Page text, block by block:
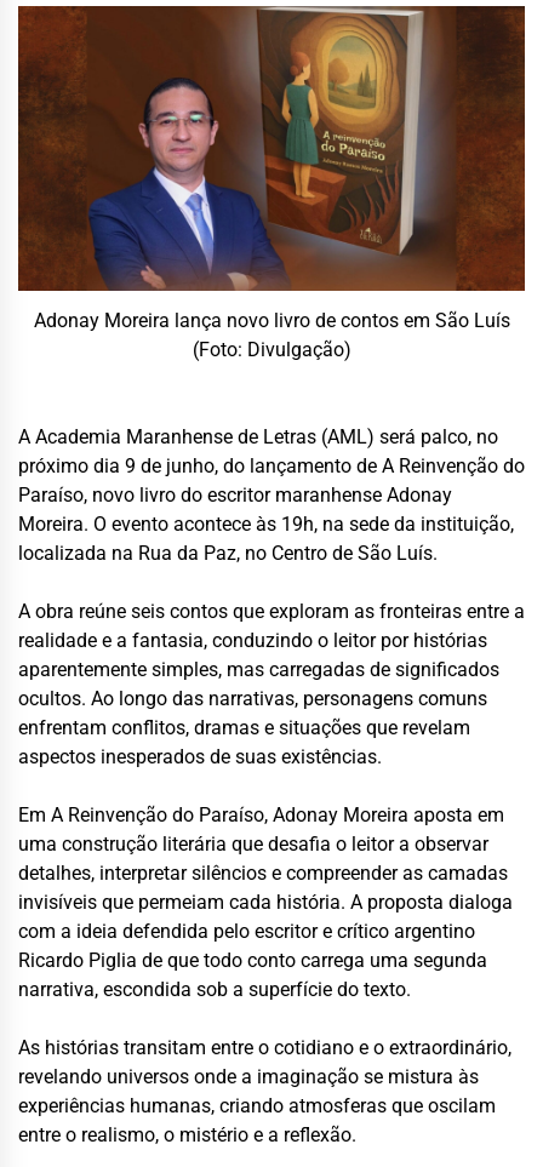
Adonay Moreira lança novo livro de contos em São Luís
(Foto: Divulgação)
A Academia Maranhense de Letras (AML) será palco, no
próximo dia 9 de junho, do lançamento de A Reinvenção do
Paraíso, novo livro do escritor maranhense Adonay
Moreira. O evento acontece às 19h, na sede da instituição,
localizada na Rua da Paz, no Centro de São Luís.
A obra reúne seis contos que exploram as fronteiras entre a
realidade e a fantasia, conduzindo o leitor por histórias
aparentemente simples, mas carregadas de significados
ocultos. Ao longo das narrativas, personagens comuns
enfrentam conflitos, dramas e situações que revelam
aspectos inesperados de suas existências.
Em A Reinvenção do Paraíso, Adonay Moreira aposta em
uma construção literária que desafia o leitor a observar
detalhes, interpretar silêncios e compreender as camadas
invisíveis que permeiam cada história. A proposta dialoga
com a ideia defendida pelo escritor e crítico argentino
Ricardo Piglia de que todo conto carrega uma segunda
narrativa, escondida sob a superfície do texto.
As histórias transitam entre o cotidiano e o extraordinário,
revelando universos onde a imaginação se mistura às
experiências humanas, criando atmosferas que oscilam
entre o realismo, o mistério e a reflexão.